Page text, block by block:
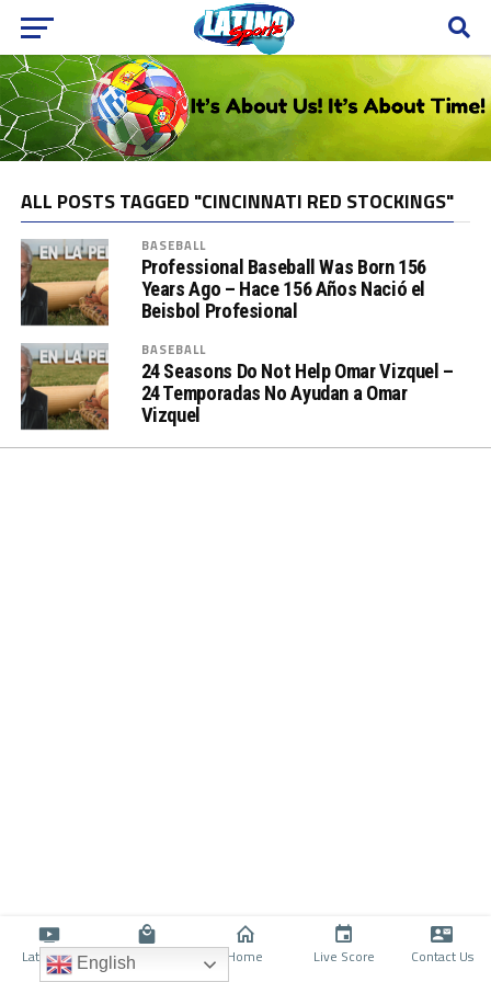
ALL POSTS TAGGED "CINCINNATI RED STOCKINGS"
BASEBALL
Professional Baseball Was Born 156
Years Ago – Hace 156 Años Nació el
Beisbol Profesional
BASEBALL
24 Seasons Do Not Help Omar Vizquel –
24 Temporadas No Ayudan a Omar
Vizquel
Latino TV Shop Home Live Score Contact Us
English